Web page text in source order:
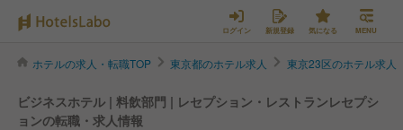
ログイン 新規登録 気になる MENU
ホテルの求人・転職TOP 東京都のホテル求人 東京23区のホテル求人
ビジネスホテル | 料飲部門 | レセプション・レストランレセプシ
ョンの転職・求人情報